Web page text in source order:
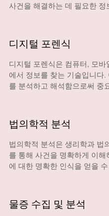
사건을 해결하는 데 필요한 정
디지털 포렌식
디지털 포렌식은 컴퓨터, 모
에서 정보를 찾는 기술입니다
를 분석하고 해석함으로써 중
법의학적 분석
법의학적 분석은 생리학과 법
를 통해 사건을 명확하게 이
에 대한 명확한 인식을 얻을
물증 수집 및 분석